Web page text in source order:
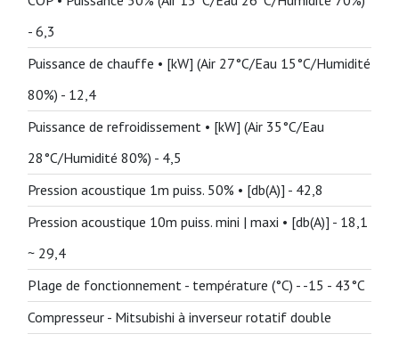
- 6,3
Puissance de chauffe • [kW] (Air 27°C/Eau 15°C/Humidité
80%) - 12,4
Puissance de refroidissement • [kW] (Air 35°C/Eau
28°C/Humidité 80%) - 4,5
Pression acoustique 1m puiss. 50% • [db(A)] - 42,8
Pression acoustique 10m puiss. mini | maxi • [db(A)] - 18,1
~ 29,4
Plage de fonctionnement - température (°C) - -15 - 43°C
Compresseur - Mitsubishi à inverseur rotatif double